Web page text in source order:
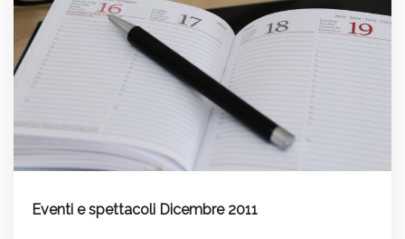
Eventi e spettacoli Dicembre 2011